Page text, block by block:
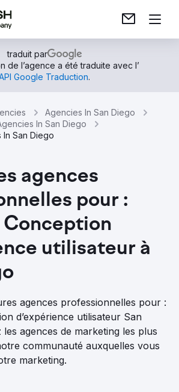
traduit par
de l’agence a été traduite avec l’
Google Traduction.
Agencies In San Diego
In San Diego
San Diego
agences
pour :
utilisateur à
agences professionnelles pour :
d’expérience utilisateur San
agences de marketing les plus
communauté auxquelles vous
marketing.